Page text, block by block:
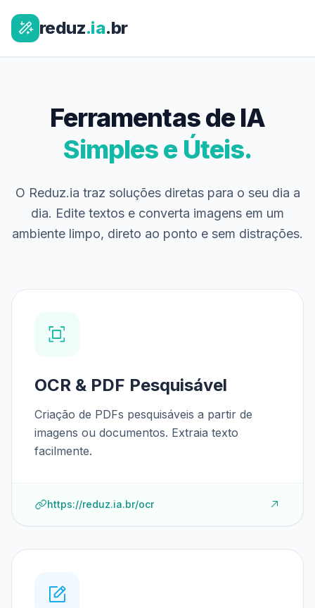
reduz.ia.br
Ferramentas de IA
Simples e Úteis.
O Reduz.ia traz soluções diretas para o seu dia a
dia. Edite textos e converta imagens em um
ambiente limpo, direto ao ponto e sem distrações.
OCR & PDF Pesquisável
Criação de PDFs pesquisáveis a partir de
imagens ou documentos. Extraia texto
facilmente.
https://reduz.ia.br/ocr